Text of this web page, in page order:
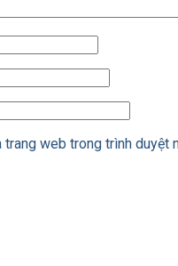
trang web trong trình duyệt